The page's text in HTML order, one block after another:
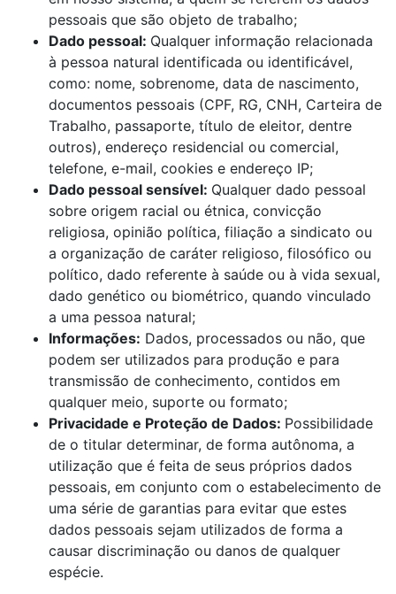
pessoais que são objeto de trabalho;
Dado pessoal: Qualquer informação relacionada
à pessoa natural identificada ou identificável,
como: nome, sobrenome, data de nascimento,
documentos pessoais (CPF, RG, CNH, Carteira de
Trabalho, passaporte, título de eleitor, dentre
outros), endereço residencial ou comercial,
telefone, e-mail, cookies e endereço IP;
Dado pessoal sensível: Qualquer dado pessoal
sobre origem racial ou étnica, convicção
religiosa, opinião política, filiação a sindicato ou
a organização de caráter religioso, filosófico ou
político, dado referente à saúde ou à vida sexual,
dado genético ou biométrico, quando vinculado
a uma pessoa natural;
Informações: Dados, processados ou não, que
podem ser utilizados para produção e para
transmissão de conhecimento, contidos em
qualquer meio, suporte ou formato;
Privacidade e Proteção de Dados: Possibilidade
de o titular determinar, de forma autônoma, a
utilização que é feita de seus próprios dados
pessoais, em conjunto com o estabelecimento de
uma série de garantias para evitar que estes
dados pessoais sejam utilizados de forma a
causar discriminação ou danos de qualquer
espécie.